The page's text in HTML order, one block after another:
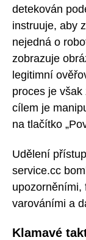
detekován
instruuje, aby
nejedná o
zobrazuje
legitimní
proces je
cílem je
na tlačítko
Udělení
service.cc
upozorněními,
varováními a
Klamavé